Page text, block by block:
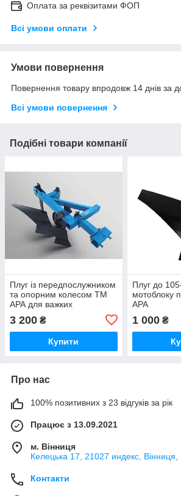
Оплата за реквізитами ФОП
Всі умови оплати
Умови повернення
Повернення товару впродовж 14 днів за
Всі умови повернення
Подібні товари компанії
Плуг із передпослужником
та опорним колесом ТМ
АРА для важких
3 200 ₴
Купити
Плуг до
мотоблоку
АРА
1 000₴
Про нас
100% позитивних з 23 відгуків за рік
Працює з 13.09.2021
м. Вінниця
Келецька 17, 21027 индекс, Вінниця,
Контакти